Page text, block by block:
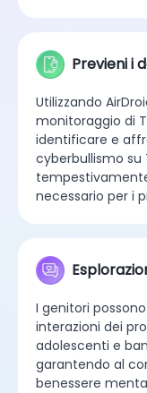
Previeni i
Utilizzando
monitoraggio di
identificare e
cyberbullismo su
necessario per i
I genitori
interazioni dei
adolescenti e
garantendo al
benessere